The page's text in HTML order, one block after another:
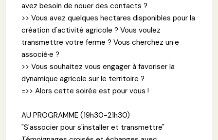
avez besoin de nouer des contacts ?
>> Vous avez quelques hectares disponibles pour la
création d'activité agricole ? Vous voulez
transmettre votre ferme ? Vous cherchez un·e
associé·e ?
>> Vous souhaitez vous engager à favoriser la
dynamique agricole sur le territoire ?
=>> Alors cette soirée est pour vous !
AU PROGRAMME (19h30-21h30)
"S'associer pour s'installer et transmettre"